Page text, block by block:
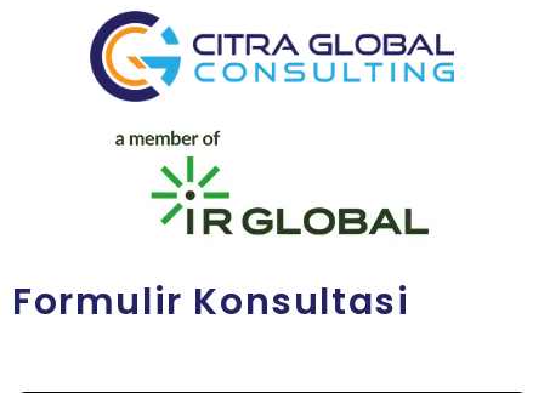
Formulir Konsultasi